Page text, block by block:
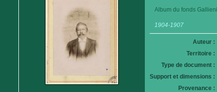
Album du fonds
1904-1907
Auteur :
Territoire :
Type de document :
Support et dimensions :
Provenance :